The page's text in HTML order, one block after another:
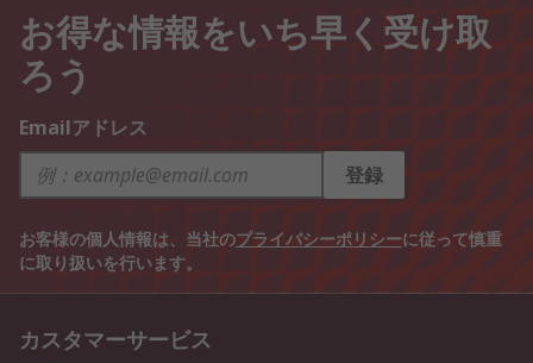
お得な情報をいち早く受け取
ろう
Emailアドレス
登録
お客様の個人情報は、当社のプライバシーポリシーに従って慎重
に取り扱いを行います。
カスタマーサービス